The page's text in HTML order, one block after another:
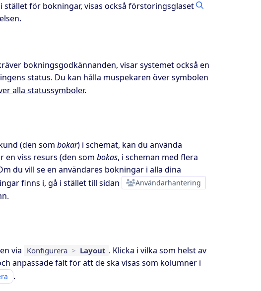
stället för bokningar, visas också förstoringsglaset
bokningsgodkännanden, visar systemet också en
status. Du kan hålla muspekaren över symbolen
alla statussymboler.
(den som bokar) i schemat, kan du använda
viss resurs (den som bokas, i scheman med flera
du vill se en användares bokningar i alla dina
finns i, gå i stället till sidan
Användarhantering
via Konfigurera > Layout . Klicka i vilka som helst av
anpassade fält för att de ska visas som kolumner i
.